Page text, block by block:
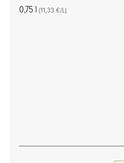
0,75 l (11,33 €/L)